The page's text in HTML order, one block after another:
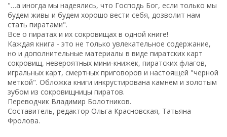
"…а иногда мы надеялись, что Господь Бог, если только мы
будем живы и будем хорошо вести себя, дозволит нам
стать пиратами".
Все о пиратах и их сокровищах в одной книге!
Каждая книга - это не только увлекательное содержание,
но и дополнительные материалы в виде пиратских карт
сокровищ, невероятных мини-книжек, пиратских флагов,
игральных карт, смертных приговоров и настоящей "черной
меткой". Обложка книги инкрустирована камнем и золотым
зубом из сокровищницы пиратов.
Переводчик Владимир Болотников.
Составитель, редактор Ольга Красновская, Татьяна
Фролова.